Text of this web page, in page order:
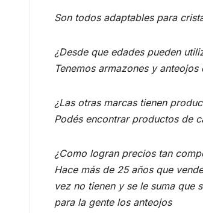
Son todos adaptables para
¿Desde que edades pueden
Tenemos armazones y
¿Las otras marcas tienen
Podés encontrar productos de
¿Como logran precios tan
Hace más de 25 años que
vez no tienen y se le suma que
para la gente los anteojos